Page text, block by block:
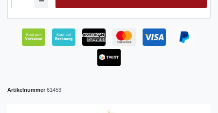
Artikelnummer 61453